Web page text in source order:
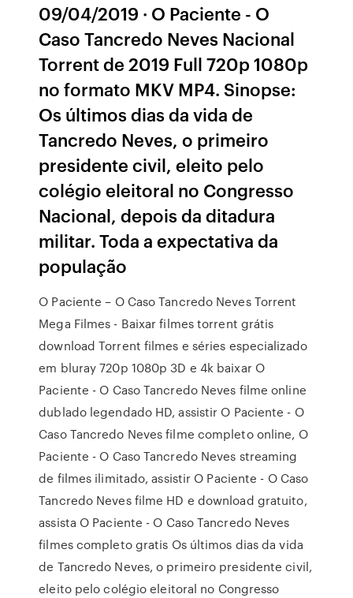
09/04/2019 · O Paciente - O
Caso Tancredo Neves Nacional
Torrent de 2019 Full 720p 1080p
no formato MKV MP4. Sinopse:
Os últimos dias da vida de
Tancredo Neves, o primeiro
presidente civil, eleito pelo
colégio eleitoral no Congresso
Nacional, depois da ditadura
militar. Toda a expectativa da
população
O Paciente – O Caso Tancredo Neves Torrent
Mega Filmes - Baixar filmes torrent grátis
download Torrent filmes e séries especializado
em bluray 720p 1080p 3D e 4k baixar O
Paciente - O Caso Tancredo Neves filme online
dublado legendado HD, assistir O Paciente - O
Caso Tancredo Neves filme completo online, O
Paciente - O Caso Tancredo Neves streaming
de filmes ilimitado, assistir O Paciente - O Caso
Tancredo Neves filme HD e download gratuito,
assista O Paciente - O Caso Tancredo Neves
filmes completo gratis Os últimos dias da vida
de Tancredo Neves, o primeiro presidente civil,
eleito pelo colégio eleitoral no Congresso